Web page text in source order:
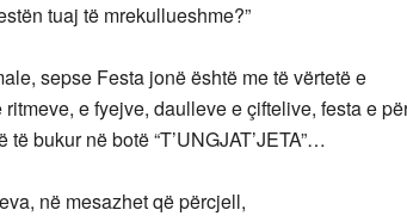
tuaj të mrekullueshme?”
sepse Festa jonë është me të vërtetë e
e fyejve, daulleve e çiftelive, festa e
bukur në botë “T’UNGJAT’JETA”…
në mesazhet që përcjell,